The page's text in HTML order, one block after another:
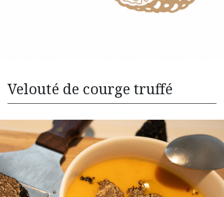
Velouté de courge truffé